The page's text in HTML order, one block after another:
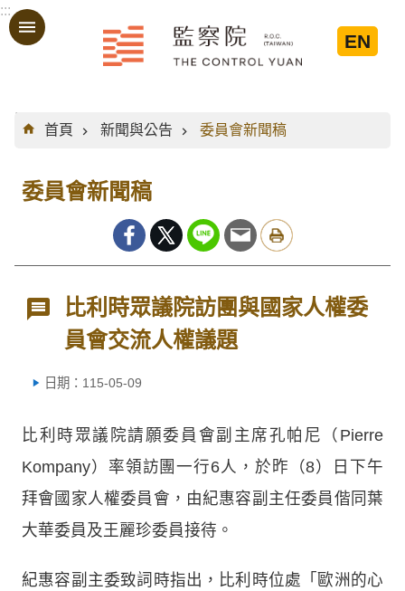
跳到主要內容區塊
:::
EN
:::
首頁
新聞與公告 委員會新聞稿
委員會新聞稿
比利時眾議院訪團與國家人權委
員會交流人權議題
日期：115-05-09
比利時眾議院請願委員會副主席孔帕尼（Pierre
Kompany）率領訪團一行6人，於昨（8）日下午
拜會國家人權委員會，由紀惠容副主任委員偕同葉
大華委員及王麗珍委員接待。
紀惠容副主委致詞時指出，比利時位處「歐洲的心